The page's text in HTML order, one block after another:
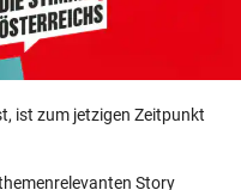
ist zum jetzigen Zeitpunkt
Story